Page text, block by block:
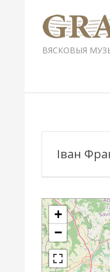
содержимому
ВЯСКОВЫЯ
меню
Іван
+
−